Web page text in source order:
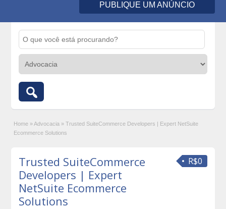
PUBLIQUE UM ANÚNCIO
Home » Advocacia » Trusted SuiteCommerce Developers | Expert NetSuite
Ecommerce Solutions
R$0
Trusted SuiteCommerce
Developers | Expert
NetSuite Ecommerce
Solutions